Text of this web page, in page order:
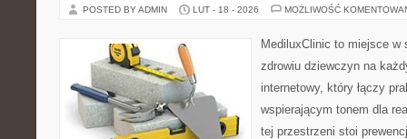
POSTED BY ADMIN LUT - 18 - 2026 MOŻLIWOŚĆ
MediluxClinic to miejsce
zdrowiu dziewczyn na
internetowy, który łączy
wspierającym tonem dla
tej przestrzeni stoi